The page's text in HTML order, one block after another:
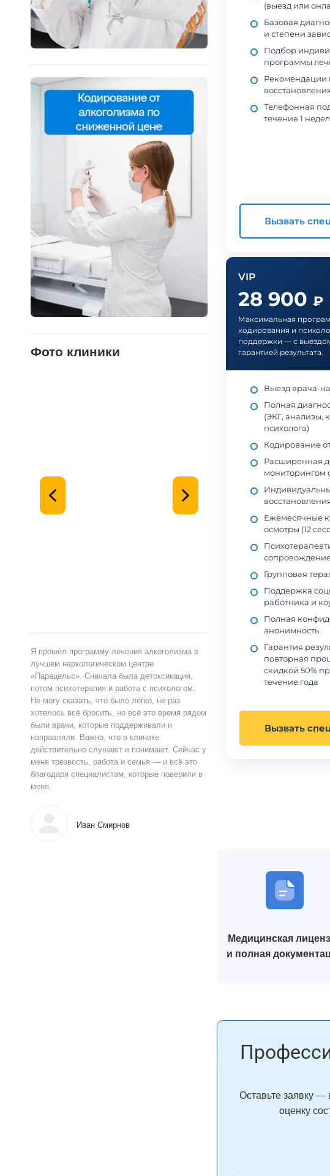
Фото клиники
Я прошёл программу лечения алкоголизма в
лучшем наркологическом центре
«Парацельс». Сначала была детоксикация,
потом психотерапия и работа с психологом.
Не могу сказать, что было легко, не раз
хотелось всё бросить, но всё это время рядом
были врачи, которые поддерживали и
направляли. Важно, что в клинике
действительно слушают и понимают. Сейчас у
меня трезвость, работа и семья — и всё это
благодаря специалистам, которые поверили в
меня.
Иван Смирнов
(выезд или
Базовая
и степени
Подбор
программы
Рекомендации
Телефонная
течение 1
Вызвать
VIP
28 900 ₽
Максимальная
кодирования и
поддержки — с
гарантией результата.
Выезд врача-
Полная
(ЭКГ, анализы,
психолога)
Кодирование
Расширенная
мониторингом
Ежемесячные
осмотры (12
сопровождение
Групповая
Поддержка
работника и
Полная
анонимность
Гарантия
повторная
скидкой 50%
течение года
Вызвать
Медицинская
и полная
Оставьте заявку —
оценку